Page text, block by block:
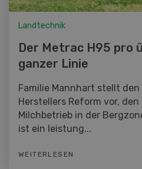
Landtechnik
Der Metrac H95 pro
ganzer Linie
Familie Mannhart stellt den
Herstellers Reform vor,
Milchbetrieb in der
ist ein leistung...
WEITERLESEN